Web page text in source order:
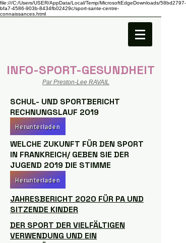
file:///C:/Users/USER/AppData/Local/Temp/MicrosoftEdgeDownloads/58bd2797-
bfa7-4586-903b-8434fb02429c/sport-sante-centre-
connaissances.html
INFO-SPORT-GESUNDHEIT
Par Preston-Lee RAVAIL
SCHUL- UND SPORTBERICHT
RECHNUNGSLAUF 2019
Herunterladen
WELCHE ZUKUNFT FÜR DEN SPORT
IN FRANKREICH/ GEBEN SIE DER
JUGEND 2019 DIE STIMME
Herunterladen
JAHRESBERICHT 2020 FÜR PA UND
SITZENDE KINDER
DER SPORT DER VIELFÄLTIGEN
VERWENDUNG UND EIN